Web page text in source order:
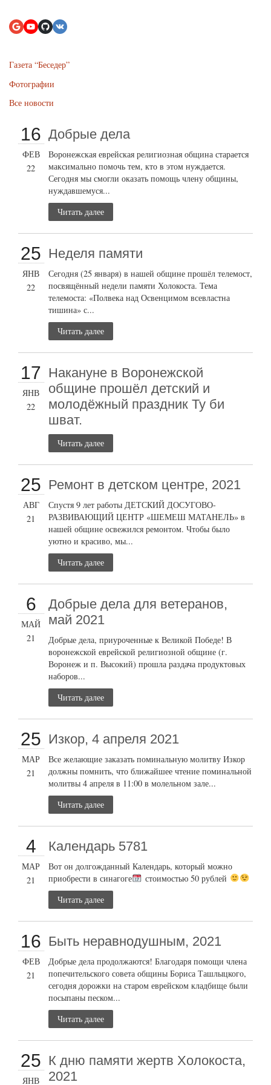
Газета “Беседер”
Фотографии
Все новости
16
ФЕВ
22
Добрые дела
Воронежская еврейская религиозная община старается
максимально помочь тем, кто в этом нуждается.
Сегодня мы смогли оказать помощь члену общины,
нуждавшемуся...
Читать далее
25
ЯНВ
22
Неделя памяти
Сегодня (25 января) в нашей общине прошёл телемост,
посвящённый недели памяти Холокоста. Тема
телемоста: «Полвека над Освенцимом всевластна
тишина» с...
Читать далее
17
ЯНВ
22
Накануне в Воронежской
общине прошёл детский и
молодёжный праздник Ту би
шват.
Читать далее
25
АВГ
21
Ремонт в детском центре, 2021
Спустя 9 лет работы ДЕТСКИЙ ДОСУГОВО-
РАЗВИВАЮЩИЙ ЦЕНТР «ШЕМЕШ МАТАНЕЛЬ» в
нашей общине освежился ремонтом. Чтобы было
уютно и красиво, мы...
Читать далее
6
МАЙ
21
Добрые дела для ветеранов,
май 2021
Добрые дела, приуроченные к Великой Победе! В
воронежской еврейской религиозной общине (г.
Воронеж и п. Высокий) прошла раздача продуктовых
наборов...
Читать далее
25
МАР
21
Изкор, 4 апреля 2021
Все желающие заказать поминальную молитву Изкор
должны помнить, что ближайшее чтение поминальной
молитвы 4 апреля в 11:00 в молельном зале...
Читать далее
4
МАР
21
Календарь 5781
Вот он долгожданный Календарь, который можно
приобрести в синагоге
стоимостью 50 рублей
Читать далее
16
ФЕВ
21
Быть неравнодушным, 2021
Добрые дела продолжаются! Благодаря помощи члена
попечительского совета общины Бориса Ташлыцкого,
сегодня дорожки на старом еврейском кладбище были
посыпаны песком...
Читать далее
25
ЯНВ
К дню памяти жертв Холокоста,
2021